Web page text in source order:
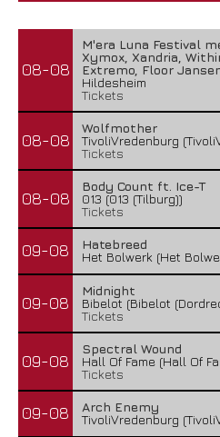
08-08
M'era Luna Festival
Xymox, Xandria,
Extremo, Floor
Hildesheim
Tickets
08-08
Wolfmother
TivoliVredenburg
Tickets
08-08
Body Count ft. Ice-T
013 (013 (Tilburg))
Tickets
09-08
Hatebreed
Het Bolwerk (Het
09-08
Midnight
Bibelot (Bibelot
Tickets
09-08
Spectral Wound
Hall Of Fame (Hall Of
Tickets
09-08
Arch Enemy
TivoliVredenburg